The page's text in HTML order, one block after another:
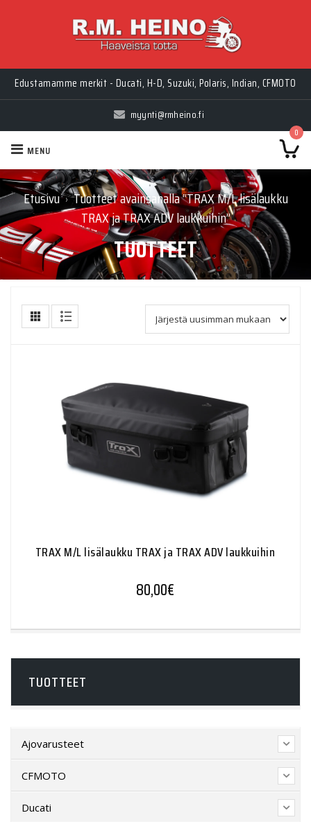
Edustamamme merkit - Ducati, H-D, Suzuki, Polaris, Indian, CFMOTO
myynti@rmheino.fi
0
MENU
Etusivu › Tuotteet avainsanalla “TRAX M/L lisälaukku
TRAX ja TRAX ADV laukkuihin”
TUOTTEET
TRAX M/L lisälaukku TRAX ja TRAX ADV laukkuihin
80,00€
TUOTTEET
Ajovarusteet
CFMOTO
Ducati